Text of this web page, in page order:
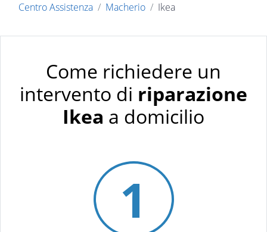
Centro Assistenza Macherio Ikea
Come richiedere un
intervento di riparazione
Ikea a domicilio
1